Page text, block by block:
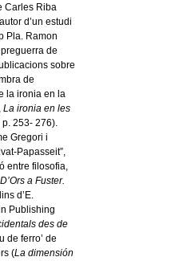
Carles Riba
d’un estudi
Pla. Ramon
de
sobre
de
la ironia en la
La ironia en les
p. 253- 276).
Gregori i
Papasseit”,
entre filosofia,
D’Ors a Fuster.
d’E.
Publishing
des de
de ferro’ de
(La dimensión